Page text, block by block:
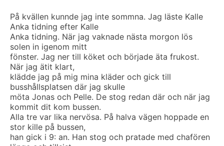
På kvällen kunnde jag inte sommna. Jag läste Kalle
Anka tidning efter Kalle
Anka tidning. När jag vaknade nästa morgon lös
solen in igenom mitt
fönster. Jag ner till köket och började äta frukost.
När jag ätit klart,
klädde jag på mig mina kläder och gick till
busshållsplatsen där jag skulle
möta Jonas och Pelle. De stog redan där och när jag
kommit dit kom bussen.
Alla tre var lika nervösa. På halva vägen hoppade en
stor kille på bussen,
han gick i 9: an. Han stog och pratade med chafören